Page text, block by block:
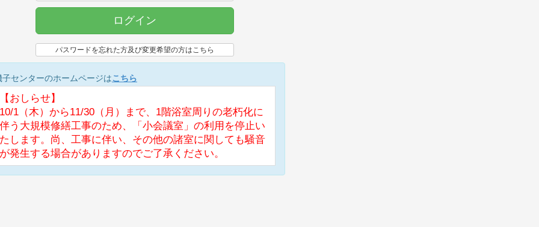
ログイン
パスワードを忘れた方及び変更希望の方はこちら
子センターのホームページはこちら
【おしらせ】
10/1（木）から11/30（月）まで、1階浴室周りの老朽化に
伴う大規模修繕工事のため、「小会議室」の利用を停止い
たします。尚、工事に伴い、その他の諸室に関しても騒音
が発生する場合がありますのでご了承ください。